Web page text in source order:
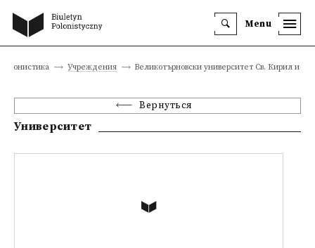
Menu
Учреждения Великотърновски университет Св. Кирил и
Вернуться
Университет